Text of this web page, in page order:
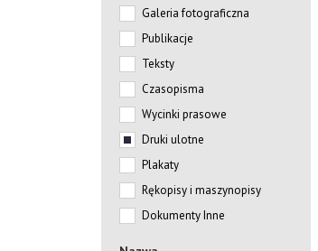
Galeria fotograficzna
Publikacje
Teksty
Czasopisma
Wycinki prasowe
Druki ulotne
Plakaty
Rękopisy i maszynopisy
Dokumenty Inne